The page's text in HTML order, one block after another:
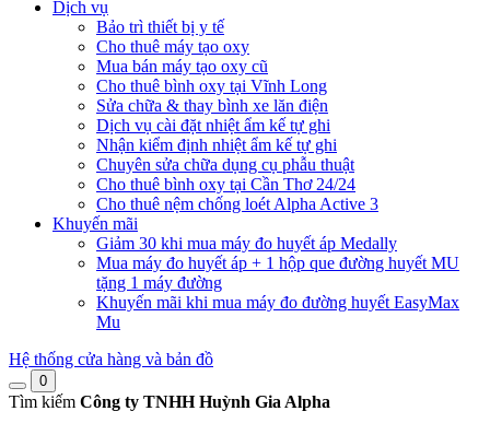
Dịch vụ
Bảo trì thiết bị y tế
Cho thuê máy tạo oxy
Mua bán máy tạo oxy cũ
Cho thuê bình oxy tại Vĩnh Long
Sửa chữa & thay bình xe lăn điện
Dịch vụ cài đặt nhiệt ẩm kế tự ghi
Nhận kiểm định nhiệt ẩm kế tự ghi
Chuyên sửa chữa dụng cụ phẫu thuật
Cho thuê bình oxy tại Cần Thơ 24/24
Cho thuê nệm chống loét Alpha Active 3
Khuyến mãi
Giảm 30 khi mua máy đo huyết áp Medally
Mua máy đo huyết áp + 1 hộp que đường huyết MU
tặng 1 máy đường
Khuyến mãi khi mua máy đo đường huyết EasyMax
Mu
Hệ thống cửa hàng và bản đồ
0
Tìm kiếm Công ty TNHH Huỳnh Gia Alpha